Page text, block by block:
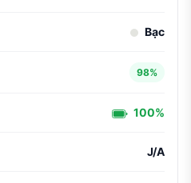
Bạc
98%
100%
J/A